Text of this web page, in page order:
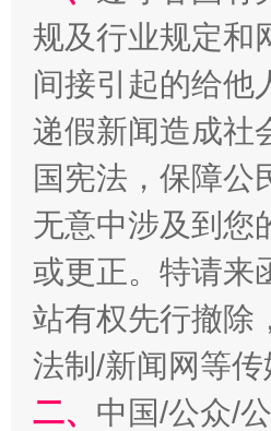
千年窑火 生生不息
揭开“小金库”的免责幌子
规及行业规定和
间接引起的给他
递假新闻造成社
国宪法，保障公
无意中涉及到您
或更正。特请来
站有权先行撤除
法制/新闻网等
二、 中国/公众/